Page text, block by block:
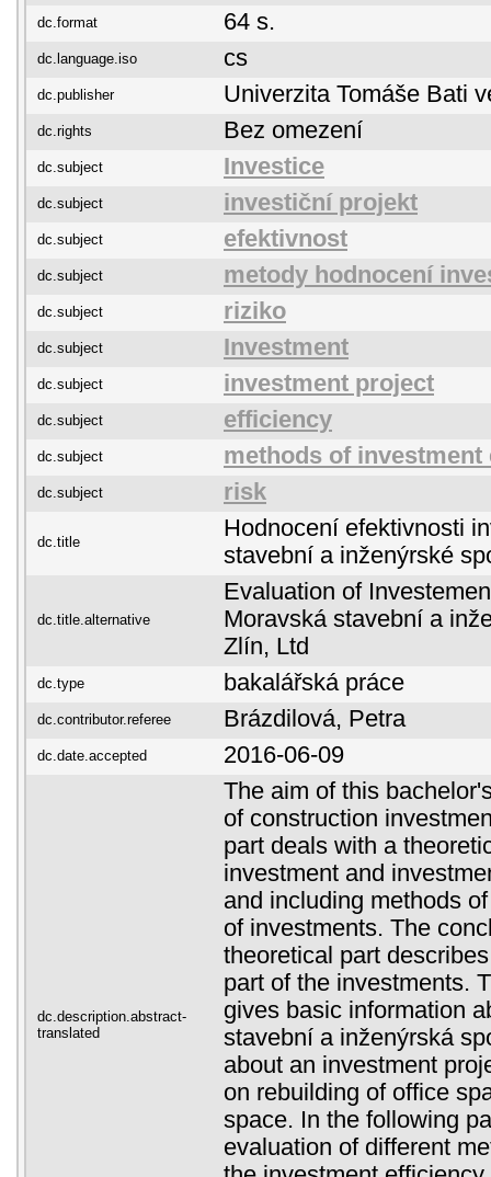
dc.format 64 s.
dc.language.iso cs
dc.publisher Univerzita Tomáše Bati
dc.rights Bez omezení
dc.subject Investice
dc.subject investiční projekt
dc.subject efektivnost
dc.subject metody hodnocení
dc.subject riziko
dc.subject Investment
dc.subject investment project
dc.subject efficiency
dc.subject methods of investment
dc.subject risk
dc.title
Hodnocení efektivnosti
stavební a inženýrské
dc.title.alternative
Evaluation of
Moravská stavební a
Zlín, Ltd
dc.type bakalářská práce
dc.contributor.referee Brázdilová, Petra
dc.date.accepted 2016-06-09
dc.description.abstract-
translated
The aim of this
of construction
part deals with a
investment and
and including methods
of investments. The
theoretical part
part of the investments.
gives basic information
stavební a inženýrská
about an investment
on rebuilding of office
space. In the following
evaluation of different